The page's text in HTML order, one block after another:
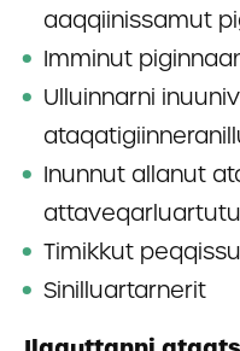
aaqqiinissamut
Imminut
Ulluinnarni
Inunnut allanut
Timikkut
Sinilluartarnerit